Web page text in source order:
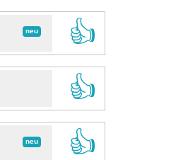
neu
👍
👍
neu
👍